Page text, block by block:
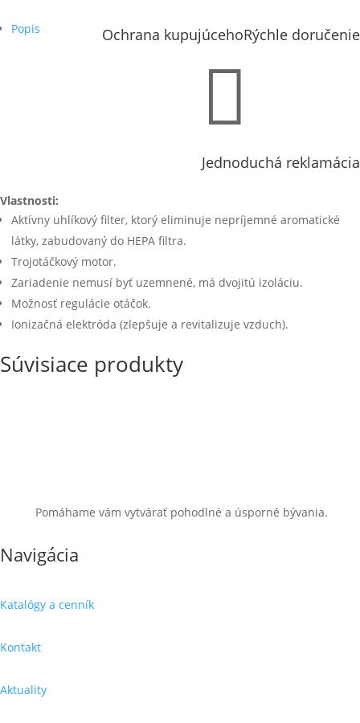
Rýchle doručenie
Ochrana kupujúceho

Jednoduchá reklamácia
Popis
Vlastnosti:
Aktívny uhlíkový filter, ktorý eliminuje nepríjemné aromatické
látky, zabudovaný do HEPA filtra.
Trojotáčkový motor.
Zariadenie nemusí byť uzemnené, má dvojitú izoláciu.
Možnosť regulácie otáčok.
Ionizačná elektróda (zlepšuje a revitalizuje vzduch).
Súvisiace produkty
Pomáhame vám vytvárať pohodlné a úsporné bývania.
Navigácia
Katalógy a cenník
Kontakt
Aktuality